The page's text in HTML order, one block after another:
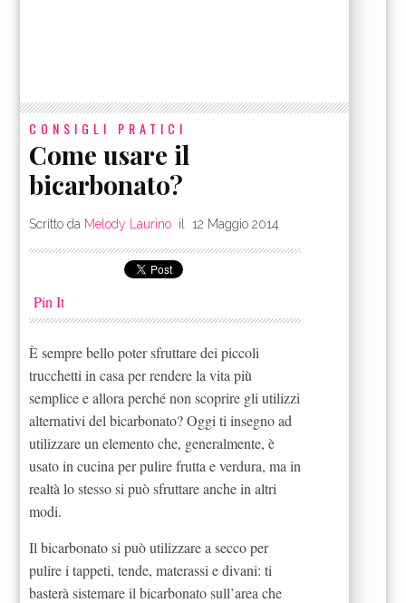
CONSIGLI PRATICI
Come usare il
bicarbonato?
Scritto da Melody Laurino il12 Maggio 2014
Pin It
È sempre bello poter sfruttare dei piccoli
trucchetti in casa per rendere la vita più
semplice e allora perché non scoprire gli utilizzi
alternativi del bicarbonato? Oggi ti insegno ad
utilizzare un elemento che, generalmente, è
usato in cucina per pulire frutta e verdura, ma in
realtà lo stesso si può sfruttare anche in altri
modi.
Il bicarbonato si può utilizzare a secco per
pulire i tappeti, tende, materassi e divani: ti
basterà sistemare il bicarbonato sull’area che